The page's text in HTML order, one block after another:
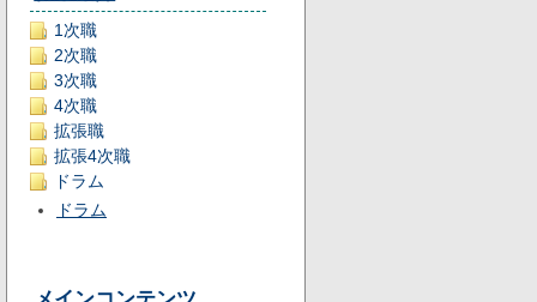
1次職
2次職
3次職
4次職
拡張職
拡張4次職
ドラム
ドラム